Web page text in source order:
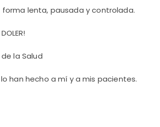
lenta, pausada y controlada.
la Salud
han hecho a mí y a mis pacientes.